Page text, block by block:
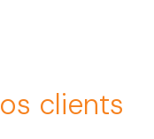
clients